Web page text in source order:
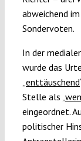
abweichend
Sondervoten.
In der
wurde das
enttäuschend
Stelle als „
eingeordnet.
politischer